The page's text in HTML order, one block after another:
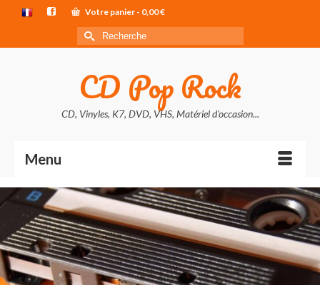
Votre panier - 0,00€
Rechercher :
CD Pop Rock
CD, Vinyles, K7, DVD, VHS, Matériel d'occasion...
Menu